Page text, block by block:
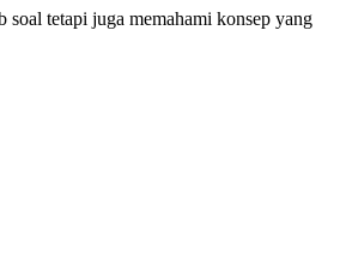
tetapi juga memahami konsep yang